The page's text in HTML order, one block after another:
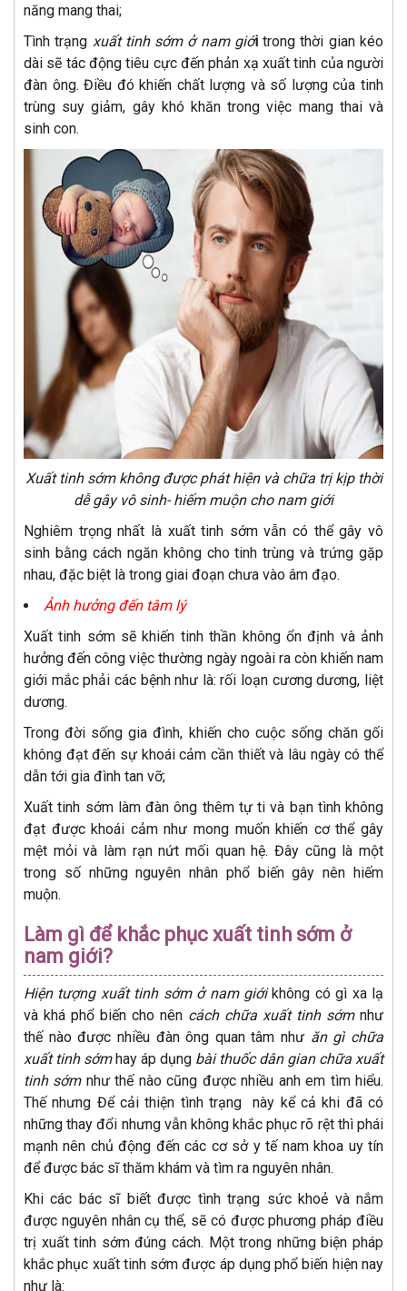
năng mang thai;
Tình trạng xuất tinh sớm ở nam giớitrong thời gian kéo
dài sẽ tác động tiêu cực đến phản xạ xuất tinh của người
đàn ông. Điều đó khiến chất lượng và số lượng của tinh
trùng suy giảm, gây khó khăn trong việc mang thai và
sinh con.
Xuất tinh sớm không được phát hiện và chữa trị kịp thời
dễ gây vô sinh- hiếm muộn cho nam giới
Nghiêm trọng nhất là xuất tinh sớm vẫn có thể gây vô
sinh bằng cách ngăn không cho tinh trùng và trứng gặp
nhau, đặc biệt là trong giai đoạn chưa vào âm đạo.
Ảnh hưởng đến tâm lý
Xuất tinh sớm sẽ khiến tinh thần không ổn định và ảnh
hưởng đến công việc thường ngày ngoài ra còn khiến nam
giới mắc phải các bệnh như là: rối loạn cương dương, liệt
dương.
Trong đời sống gia đình, khiến cho cuộc sống chăn gối
không đạt đến sự khoái cảm cần thiết và lâu ngày có thể
dẫn tới gia đình tan vỡ;
Xuất tinh sớm làm đàn ông thêm tự ti và bạn tình không
đạt được khoái cảm như mong muốn khiến cơ thể gây
mệt mỏi và làm rạn nứt mối quan hệ. Đây cũng là một
trong số những nguyên nhân phổ biến gây nên hiếm
muộn.
Làm gì để khắc phục xuất tinh sớm ở
nam giới?
Hiện tượng xuất tinh sớm ở nam giớikhông có gì xa lạ
và khá phổ biến cho nên cách chữa xuất tinh sớmnhư
thế nào được nhiều đàn ông quan tâm như ăn gì chữa
xuất tinh sớmhay áp dụng bài thuốc dân gian chữa xuất
tinh sớmnhư thế nào cũng được nhiều anh em tìm hiểu.
Thế nhưng Để cải thiện tình trạng này kể cả khi đã có
những thay đổi nhưng vẫn không khắc phục rõ rệt thì phái
mạnh nên chủ động đến các cơ sở y tế nam khoa uy tín
để được bác sĩ thăm khám và tìm ra nguyên nhân.
Khi các bác sĩ biết được tình trạng sức khoẻ và nắm
được nguyên nhân cụ thể, sẽ có được phương pháp điều
trị xuất tinh sớm đúng cách. Một trong những biện pháp
khắc phục xuất tinh sớm được áp dụng phổ biến hiện nay
như là: